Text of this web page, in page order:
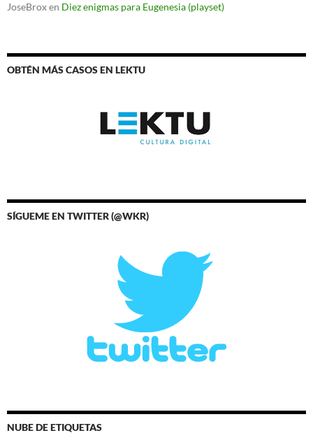
JoseBroxen Diez enigmas para Eugenesia (playset)
OBTÉN MÁS CASOS EN LEKTU
SÍGUEME EN TWITTER (@WKR)
NUBE DE ETIQUETAS